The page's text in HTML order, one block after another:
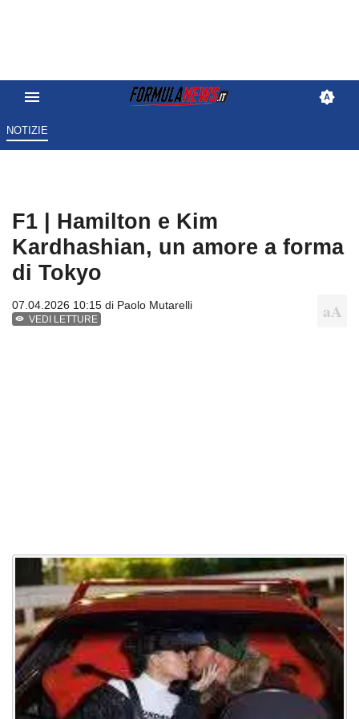
NOTIZIE
F1 | Hamilton e Kim
Kardhashian, un amore a forma
di Tokyo
07.04.2026 10:15 di Paolo Mutarelli
VEDI LETTURE